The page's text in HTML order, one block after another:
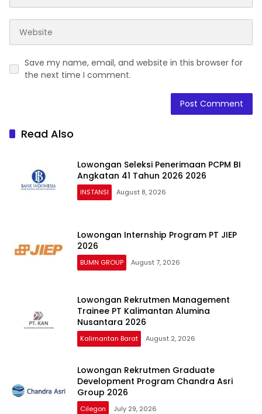
Save my name, email, and website in this browser for
the next time I comment.
Read Also
Lowongan Seleksi Penerimaan PCPM BI
Angkatan 41 Tahun 2026 2026
INSTANSI August 8, 2026
Lowongan Internship Program PT JIEP
2026
BUMN GROUP August 7, 2026
Lowongan Rekrutmen Management
Trainee PT Kalimantan Alumina
Nusantara 2026
Kalimantan Barat August 2, 2026
Lowongan Rekrutmen Graduate
Development Program Chandra Asri
Group 2026
Cilegon July 29, 2026